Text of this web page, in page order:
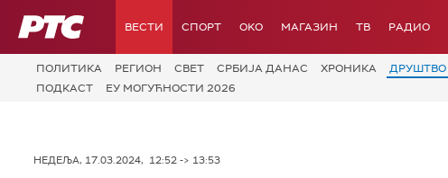
РТС ВЕСТИ СПОРТ OKO МАГАЗИН ТВ РАДИО
ПОЛИТИКА РЕГИОН СВЕТ СРБИЈА ДАНАС ХРОНИКА ДРУШТВО
ПОДКАСТ
ЕУ МОГУЋНОСТИ 2026
НЕДЕЉА, 17.03.2024, 12:52 -> 13:53